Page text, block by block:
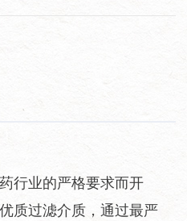
行业的严格要求而开
质过滤介质，通过最严